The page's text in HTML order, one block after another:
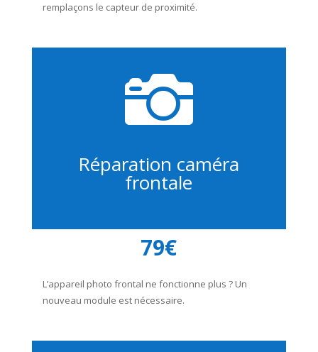
remplaçons le capteur de proximité.

Réparation caméra
frontale
79€
L’appareil photo frontal ne fonctionne plus ? Un
nouveau module est nécessaire.